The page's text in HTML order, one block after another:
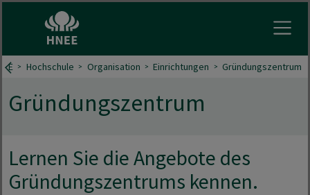
Hochschule Organisation Einrichtungen Gründungszentrum
Gründungszentrum
Lernen Sie die Angebote des
Gründungszentrums kennen.